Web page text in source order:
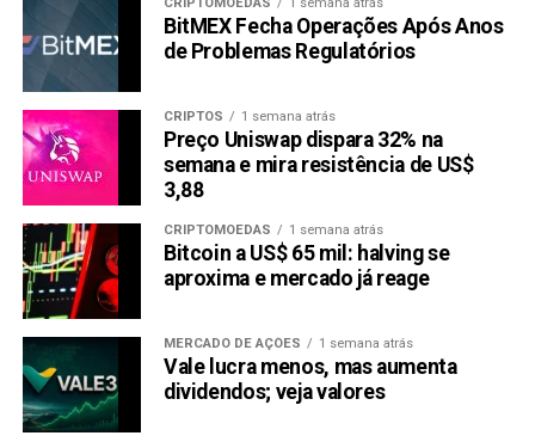
Tecnologia do Token
A criptomoeda IMX é baseada na rede Ethereum, e a
plataforma suporta tokens ERC-721 e ERC20 e é
negociável por meio de APIs. O token é usado para vários
serviços e governança.
Disponibilidade em Exchanges
A criptomoeda IMX está disponível em numerosas
exchanges e mercados, mas as mais comuns das quais
qualquer trader pode comprá-la incluem Binance, Coinbase
Exchange, OKX, Bybit, KuCoin, HTX, Gate.io, Kraken,
Uniswap V3 e Binance.
BitMEX Fecha Operações Após Anos
de Problemas Regulatórios
CRIPTOS 1 semana atrás
Preço Uniswap dispara 32% na
semana e mira resistência de US$
3,88
CRIPTOMOEDAS 1 semana atrás
Bitcoin a US$ 65 mil: halving se
aproxima e mercado já reage
MERCADO DE AÇÕES 1 semana atrás
Vale lucra menos, mas aumenta
dividendos; veja valores